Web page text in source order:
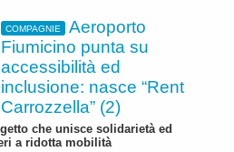
COMPAGNIE
Aeroporto
Fiumicino punta su
accessibilità ed
inclusione: nasce “Rent
Carrozzella” (2)
che unisce solidarietà ed
a ridotta mobilità